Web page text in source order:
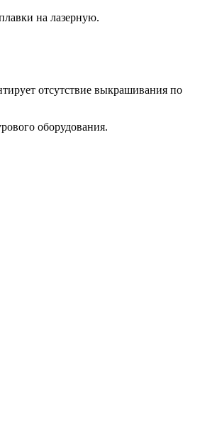
на лазерную.
отсутствие выкрашивания по
оборудования.